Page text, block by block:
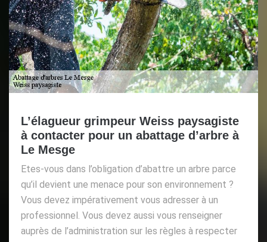
L’élagueur grimpeur Weiss paysagiste
à contacter pour un abattage d’arbre à
Le Mesge
Etes-vous dans l’obligation d’abattre un arbre parce
qu’il devient une menace pour son environnement ?
Vous devez impérativement vous adresser à un
professionnel. Vous devez aussi vous renseigner
auprès de l’administration sur les règles à respecter